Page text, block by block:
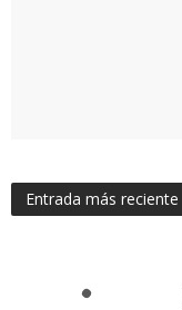
Entrada más reciente